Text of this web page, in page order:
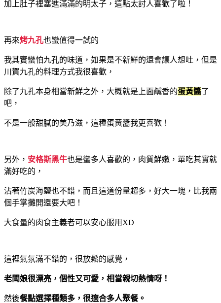
加上肚子裡塞進滿滿的明太子，這點太討人喜歡了啦！
再來烤九孔也蠻值得一試的
我其實蠻怕九孔的味道，如果是不新鮮的還會讓人想吐，但是
川賀九孔的料理方式我很喜歡，
除了九孔本身相當新鮮之外，大概就是上面鹹香的蛋黃醬了
吧，
不是一般甜膩的美乃滋，這種蛋黃醬我更喜歡！
另外， 安格斯黑牛也是蠻多人喜歡的，肉質鮮嫩，單吃其實就
滿好吃的，
沾著竹炭海鹽也不錯，而且這道份量超多，好大一塊，比我兩
個手掌攤開還要大吧！
大食量的肉食主義者可以安心服用XD
這裡氣氛滿不錯的，很放鬆的感覺，
老闆娘很漂亮，個性又可愛，相當親切熱情呀！
然後餐點選擇種類多，很適合多人聚餐。